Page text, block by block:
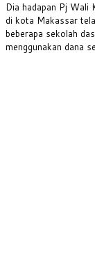
Dia hadapan Pj Wali
di kota Makassar
beberapa sekolah
menggunakan dana